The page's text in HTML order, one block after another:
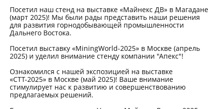
Посетил наш стенд на выставке «Майнекс ДВ» в Магадане
(март 2025)! Мы были рады представить наши решения
для развития горнодобывающей промышленности
Дальнего Востока.
Посетил выставку «MiningWorld-2025» в Москве (апрель
2025) и уделил внимание стенду компании "Апекс"!
Ознакомился с нашей экспозицией на выставке
«СТТ-2025» в Москве (май 2025)! Ваше внимание
стимулирует нас к развитию и совершенствованию
предлагаемых решений.